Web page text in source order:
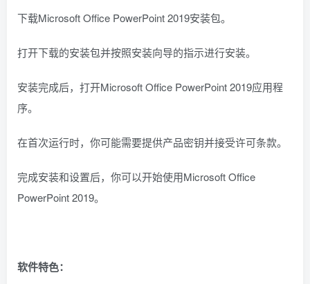
下载Microsoft Office PowerPoint 2019安装包。
打开下载的安装包并按照安装向导的指示进行安装。
安装完成后，打开Microsoft Office PowerPoint 2019应用程
序。
在首次运行时，你可能需要提供产品密钥并接受许可条款。
完成安装和设置后，你可以开始使用Microsoft Office
PowerPoint 2019。
软件特色：